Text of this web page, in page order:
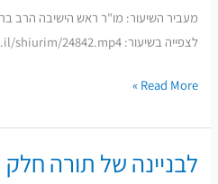
מעביר השיעור: מו"ר ראש הישיבה הרב
לצפייה בשיעור: http://files.hakotel.org.il/shiurim/24842.mp4
רי"ח
Read More »
לבניינה של תורה חלק
לבניינה